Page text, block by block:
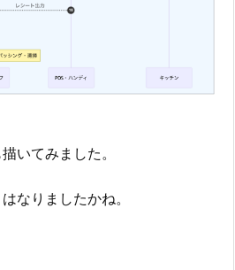
いてみました。
なりましたかね。